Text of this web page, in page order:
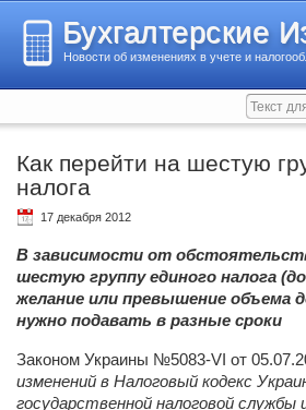
Бухгалтерские
Новости об изменениях в учете и
Как перейти на шестую
налога
17 декабря 2012
В зависимости от
шестую группу единого налога
желание или превышение объема
нужно подавать в разные сроки
Законом Украины №5083-VI от
изменений в Налоговый кодекс
государственной налоговой службы